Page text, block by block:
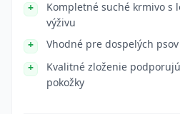
Kompletné suché krmivo s
výživu
Vhodné pre dospelých
Kvalitné zloženie
pokožky